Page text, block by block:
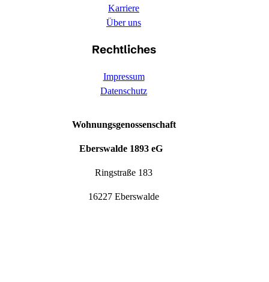
Karriere
Über uns
Rechtliches
Impressum
Datenschutz
Wohnungsgenossenschaft
Eberswalde 1893 eG
Ringstraße 183
16227 Eberswalde